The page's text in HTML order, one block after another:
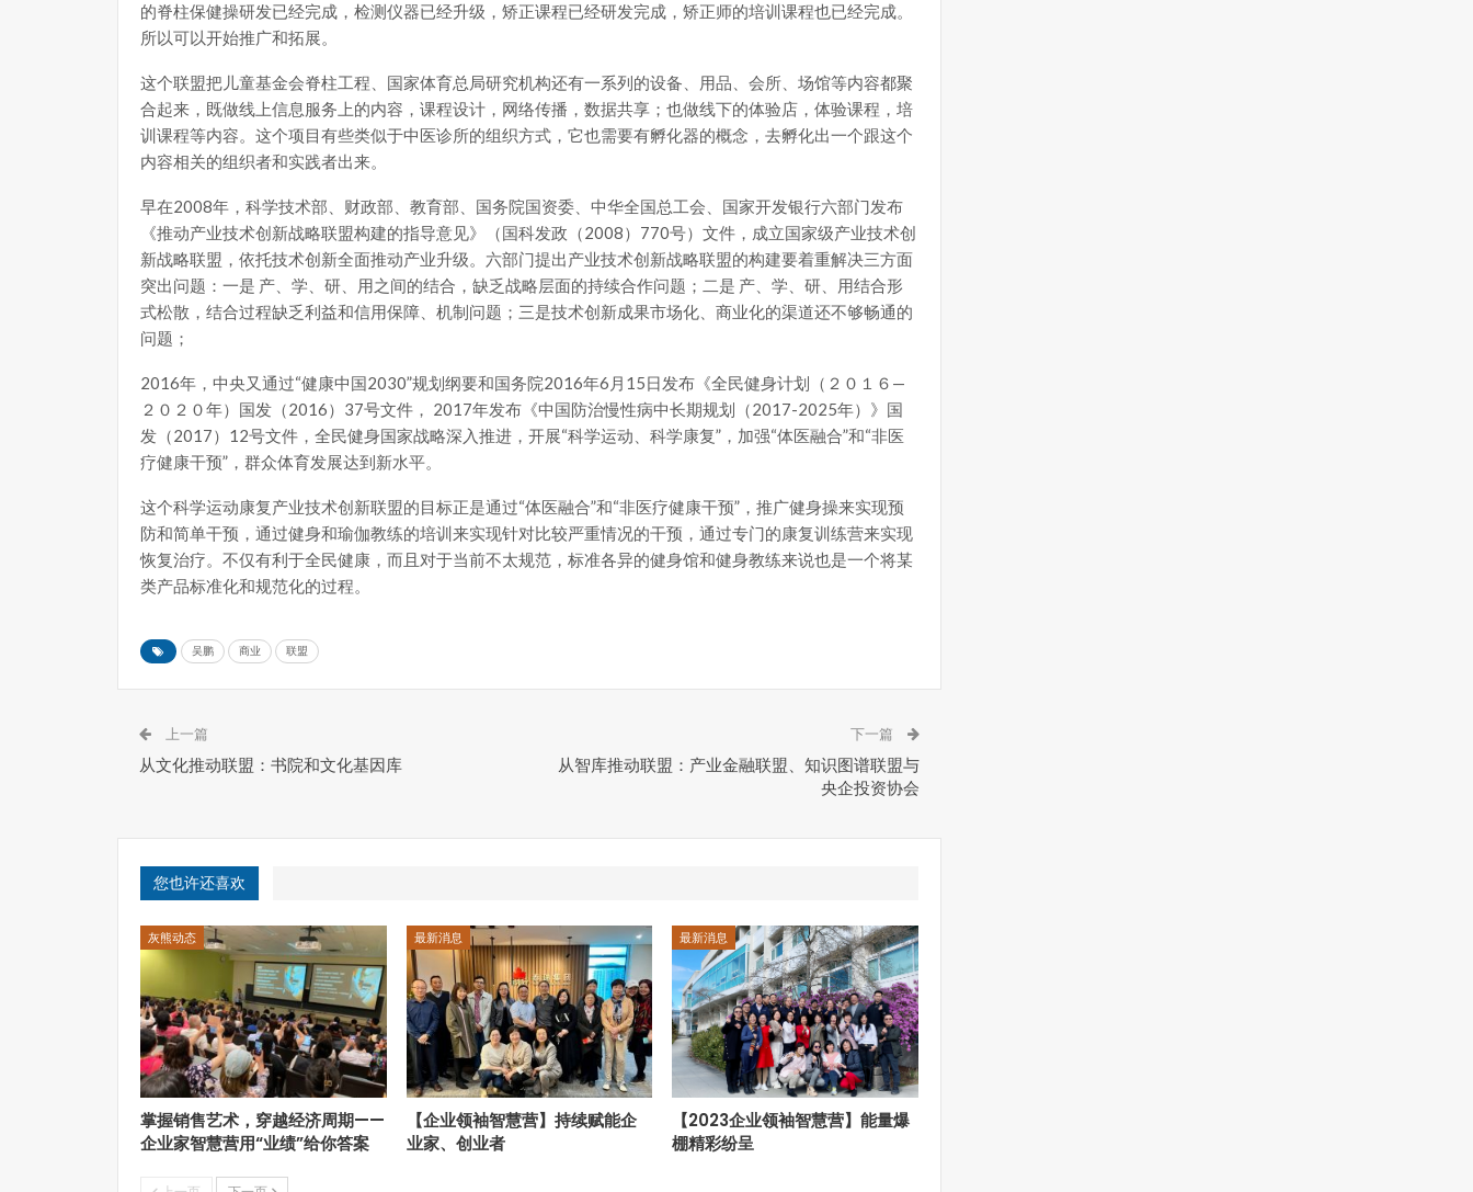
的脊柱保健操研发已经完成，检测仪器已经升级，矫正课程已经研发完成，矫正师的培训课程也已经完成。
所以可以开始推广和拓展。
这个联盟把儿童基金会脊柱工程、国家体育总局研究机构还有一系列的设备、用品、会所、场馆等内容都聚
合起来，既做线上信息服务上的内容，课程设计，网络传播，数据共享；也做线下的体验店，体验课程，培
训课程等内容。这个项目有些类似于中医诊所的组织方式，它也需要有孵化器的概念，去孵化出一个跟这个
内容相关的组织者和实践者出来。
早在2008年，科学技术部、财政部、教育部、国务院国资委、中华全国总工会、国家开发银行六部门发布
《推动产业技术创新战略联盟构建的指导意见》（国科发政（2008）770号）文件，成立国家级产业技术创
新战略联盟，依托技术创新全面推动产业升级。六部门提出产业技术创新战略联盟的构建要着重解决三方面
突出问题：一是 产、学、研、用之间的结合，缺乏战略层面的持续合作问题；二是 产、学、研、用结合形
式松散，结合过程缺乏利益和信用保障、机制问题；三是技术创新成果市场化、商业化的渠道还不够畅通的
问题；
2016年，中央又通过“健康中国2030”规划纲要和国务院2016年6月15日发布《全民健身计划（２０１６—
２０２０年）国发（2016）37号文件， 2017年发布《中国防治慢性病中长期规划（2017-2025年）》国
发（2017）12号文件，全民健身国家战略深入推进，开展“科学运动、科学康复”，加强“体医融合”和“非医
疗健康干预”，群众体育发展达到新水平。
这个科学运动康复产业技术创新联盟的目标正是通过“体医融合”和“非医疗健康干预”，推广健身操来实现预
防和简单干预，通过健身和瑜伽教练的培训来实现针对比较严重情况的干预，通过专门的康复训练营来实现
恢复治疗。不仅有利于全民健康，而且对于当前不太规范，标准各异的健身馆和健身教练来说也是一个将某
类产品标准化和规范化的过程。
吴鹏 商业 联盟
上一篇
从文化推动联盟：书院和文化基因库
下一篇
从智库推动联盟：产业金融联盟、知识图谱联盟与
央企投资协会
您也许还喜欢
灰熊动态
掌握销售艺术，穿越经济周期——
企业家智慧营用“业绩”给你答案
最新消息
【企业领袖智慧营】持续赋能企
业家、创业者
最新消息
【2023企业领袖智慧营】能量爆
棚精彩纷呈